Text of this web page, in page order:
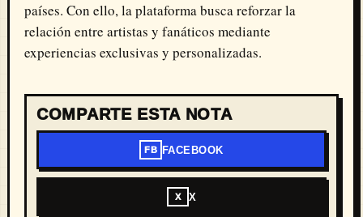
países. Con ello, la plataforma busca reforzar la
relación entre artistas y fanáticos mediante
experiencias exclusivas y personalizadas.
COMPARTE ESTA NOTA
FB FACEBOOK
X X